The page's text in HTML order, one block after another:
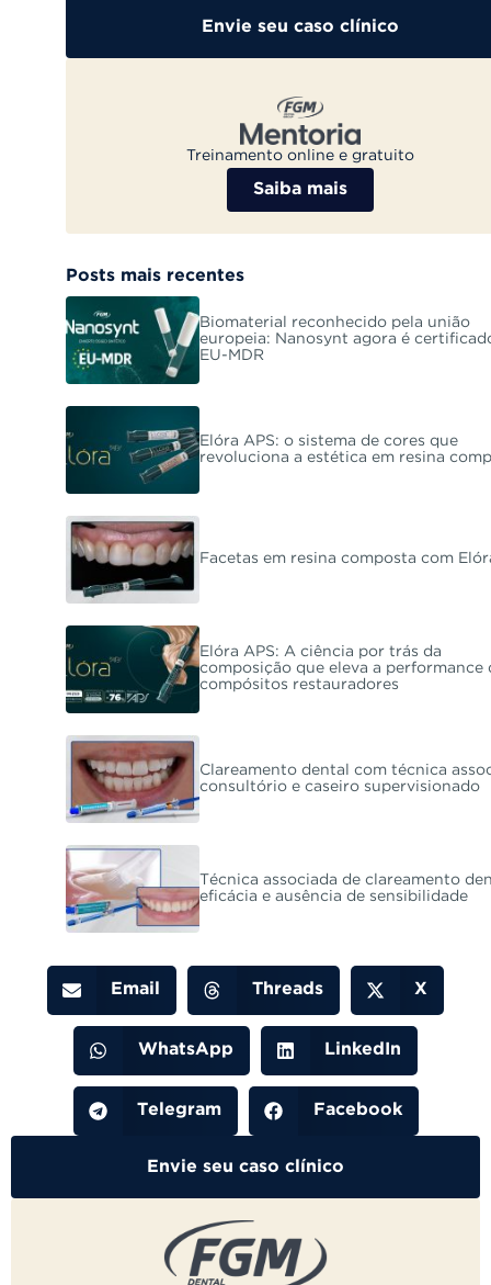
Envie seu caso clínico
Treinamento online e gratuito
Saiba mais
Posts mais recentes
Biomaterial reconhecido pela união
europeia: Nanosynt agora é
EU-MDR
Elóra APS: o sistema de cores que
revoluciona a estética em resina
Facetas em resina composta com
Elóra APS: A ciência por trás da
composição que eleva a performance
compósitos restauradores
Clareamento dental com técnica
consultório e caseiro supervisionado
Técnica associada de clareamento
eficácia e ausência de sensibilidade
Email Threads X
WhatsApp LinkedIn
Telegram Facebook
Envie seu caso clínico